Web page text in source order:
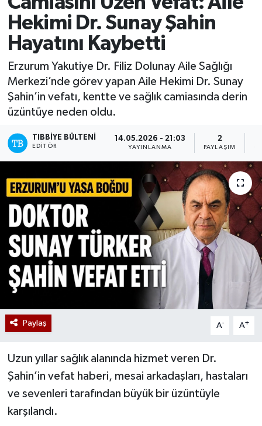
Hekimi Dr. Sunay Şahin
Hayatını Kaybetti
Erzurum Yakutiye Dr. Filiz Dolunay Aile Sağlığı
Merkezi’nde görev yapan Aile Hekimi Dr. Sunay
Şahin’in vefatı, kentte ve sağlık camiasında derin
üzüntüye neden oldu.
TIBBIYE BÜLTENI
EDITÖR
14.05.2026 - 21:03
YAYINLANMA
2
PAYLAŞIM
Paylaş A- A+
Uzun yıllar sağlık alanında hizmet veren Dr.
Şahin’in vefat haberi, mesai arkadaşları, hastaları
ve sevenleri tarafından büyük bir üzüntüyle
karşılandı.
Mevzuat